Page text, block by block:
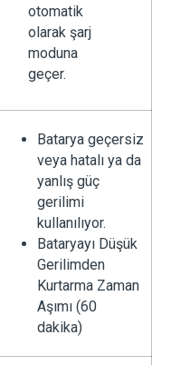
otomatik
olarak şarj
moduna
geçer.
Batarya geçersiz
veya hatalı ya da
yanlış güç
gerilimi
kullanılıyor.
Bataryayı Düşük
Gerilimden
Kurtarma Zaman
Aşımı (60
dakika)